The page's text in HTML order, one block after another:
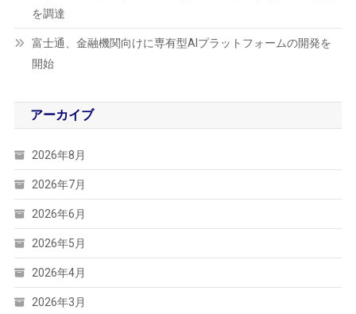
を調達
富士通、金融機関向けに専有型AIプラットフォームの開発を
開始
アーカイブ
2026年8月
2026年7月
2026年6月
2026年5月
2026年4月
2026年3月